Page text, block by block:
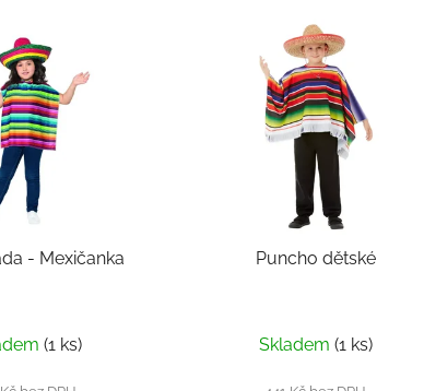
- Mexičanka
(1 ks)
Puncho dětské
Skladem (1 ks)